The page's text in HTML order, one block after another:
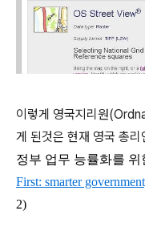
이렇게 영국지리원
게 된것은 현재 영국 총
정부 업무 능률화를 위
First: smarter
2)